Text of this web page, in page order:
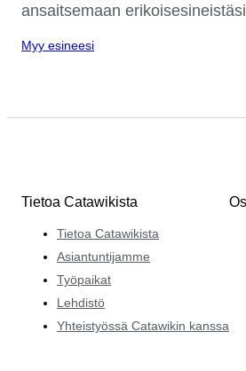
ansaitsemaan
Myy esineesi
Tietoa Catawikista
Tietoa Catawikista
Asiantuntijamme
Työpaikat
Lehdistö
Yhteistyössä Catawikin kanssa